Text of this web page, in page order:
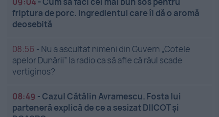
friptura de porc. Ingredientul care îi dă o aromă
deosebită
08:56 - Nu a ascultat nimeni din Guvern „Cotele
apelor Dunării” la radio ca să afle că râul scade
vertiginos?
08:49 -Cazul Cătălin Avramescu. Fosta lui
parteneră explică de ce a sesizat DIICOT și